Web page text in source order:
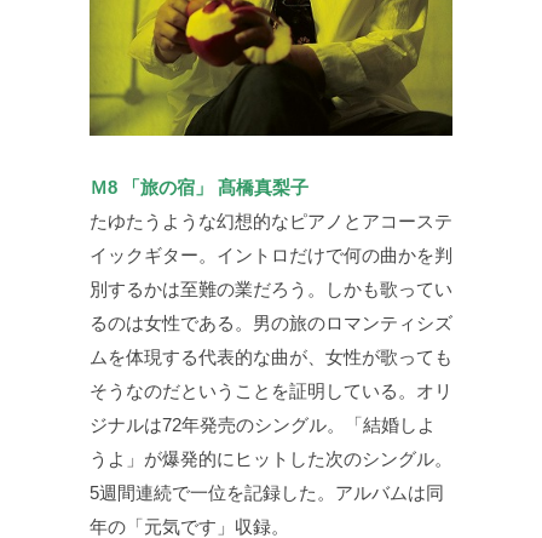
Ｍ8 「旅の宿」 髙橋真梨子
たゆたうような幻想的なピアノとアコーステ
イックギター。イントロだけで何の曲かを判
別するかは至難の業だろう。しかも歌ってい
るのは女性である。男の旅のロマンティシズ
ムを体現する代表的な曲が、女性が歌っても
そうなのだということを証明している。オリ
ジナルは72年発売のシングル。「結婚しよ
うよ」が爆発的にヒットした次のシングル。
5週間連続で一位を記録した。アルバムは同
年の「元気です」収録。